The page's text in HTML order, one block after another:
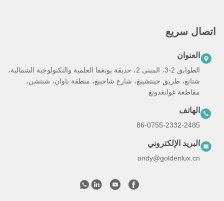
اتصال سريع
العنوان
الطوابق 2-3، المبنى 2، حديقة يونغفا العلمية والتكنولوجية الشمالية،
شتانغ، طريق جينتشينغ، شارع شاجينغ، منطقة باوان، شنتشن،
مقاطعة غوانغدونغ
الهاتف
86-0755-2332-2485
البريد الإلكتروني
andy@goldenlux.cn